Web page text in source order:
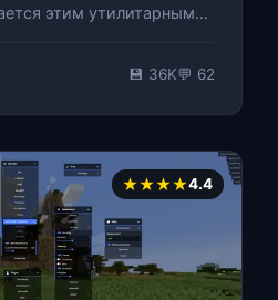
этим утилитарным
создан под
💾 36K💬 62
★★★★4.4